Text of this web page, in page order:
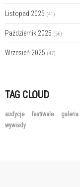
Listopad 2025 (41)
Październik 2025 (56)
Wrzesień 2025 (47)
TAG CLOUD
audycje festiwale galeria
wywiady